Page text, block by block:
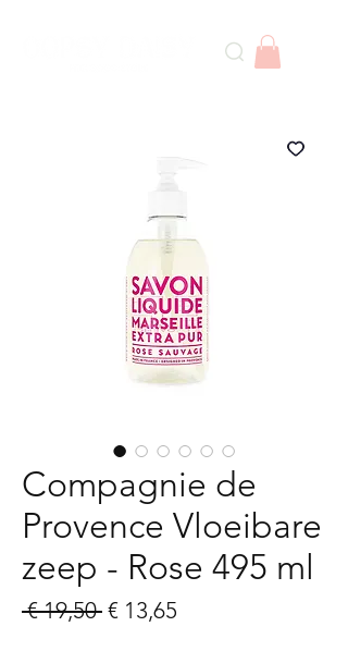
Compagnie de
Provence Vloeibare
zeep - Rose 495 ml
€ 19,50 Normale
€ 13,65